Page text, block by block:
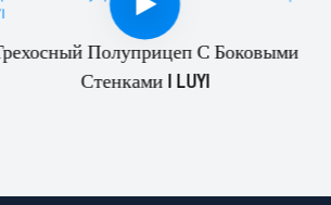
Полуприцеп С Боковыми
Стенками | LUYI